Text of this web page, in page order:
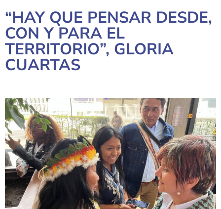
“HAY QUE PENSAR DESDE,
CON Y PARA EL
TERRITORIO”, GLORIA
CUARTAS